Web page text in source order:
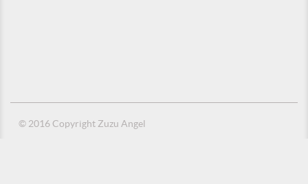
© 2016 Copyright Zuzu Angel